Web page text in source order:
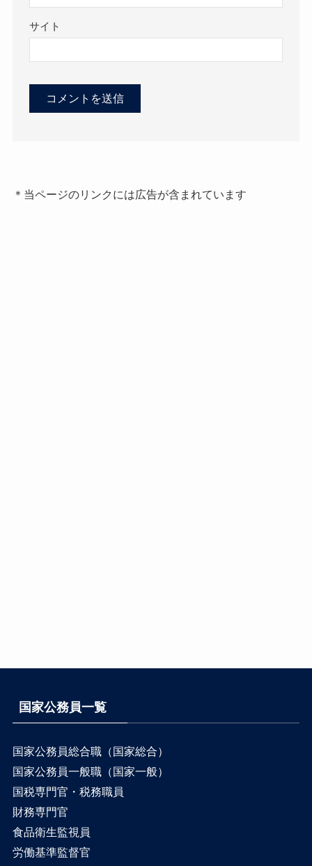
サイト
＊当ページのリンクには広告が含まれています
国家公務員一覧
国家公務員総合職（国家総合）
国家公務員一般職（国家一般）
国税専門官・税務職員
財務専門官
食品衛生監視員
労働基準監督官